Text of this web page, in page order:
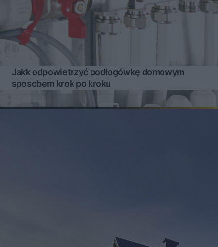
Jakk odpowietrzyć podłogówkę domowym
sposobem krok po kroku